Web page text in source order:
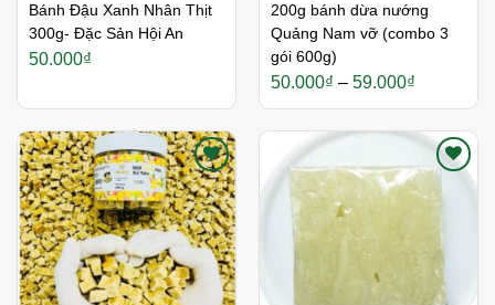
Bánh Đậu Xanh Nhân Thịt
300g- Đặc Sản Hội An
50.000₫
200g bánh dừa nướng
Quảng Nam vỡ (combo 3
gói 600g)
50.000₫ – 59.000₫Khoảng
50.000₫
đến
59.000₫
Thích